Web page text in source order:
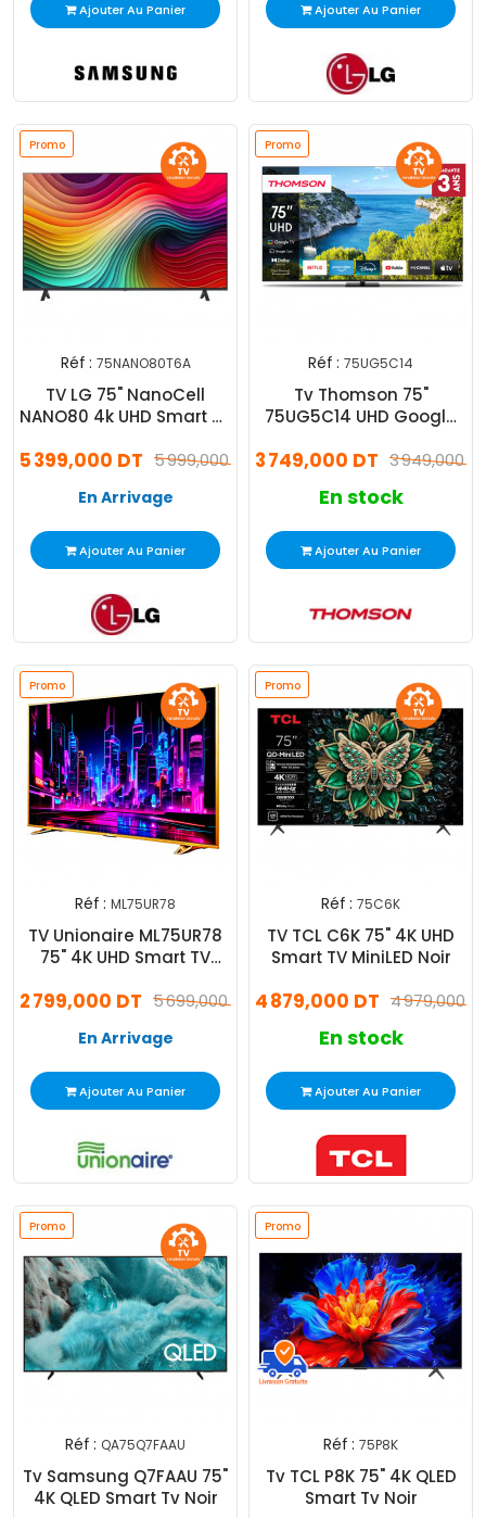
Ajouter Au Panier Ajouter Au Panier
Promo
Réf : 75NANO80T6A
TV LG 75" NanoCell
NANO80 4k UHD Smart Tv
5 999,000 DT
5 399,000 DT
En Arrivage
Ajouter Au Panier
Promo
Réf : 75UG5C14
Tv Thomson 75"
75UG5C14 UHD Google
3 949,000
3 749,000 DT
En stock
Ajouter Au Panier
Promo
Réf : ML75UR78
TV Unionaire ML75UR78
75" 4K UHD Smart TV
5 699,000 DT
2 799,000 DT
En Arrivage
Ajouter Au Panier
Promo
Réf : 75C6K
TV TCL C6K 75" 4K UHD
Smart TV MiniLED Noir
4 979,000
4 879,000 DT
En stock
Ajouter Au Panier
Promo
Réf : QA75Q7FAAU
Tv Samsung Q7FAAU 75"
4K QLED Smart Tv Noir
Promo
Réf : 75P8K
Tv TCL P8K 75" 4K QLED
Smart Tv Noir